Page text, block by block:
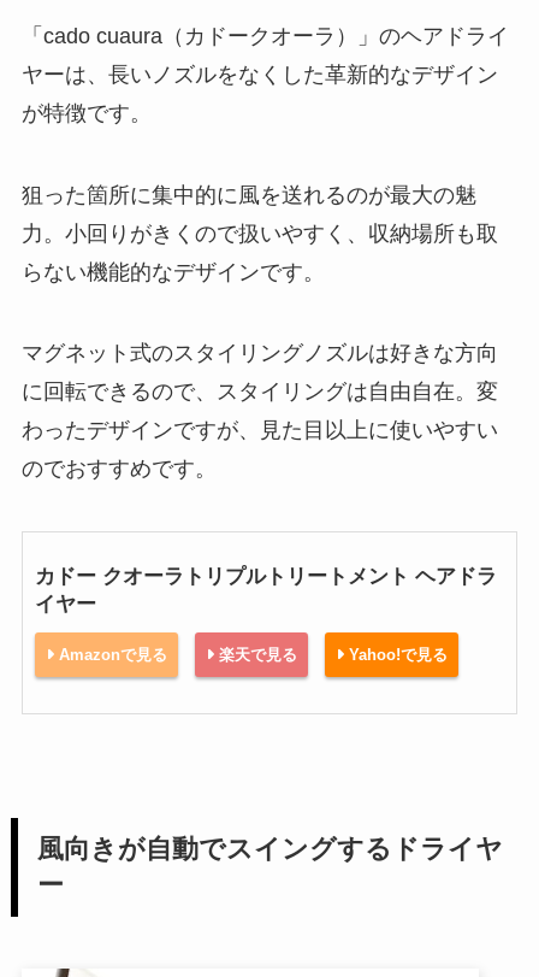
「cado cuaura（カドークオーラ）」のヘアドライ
ヤーは、長いノズルをなくした革新的なデザイン
が特徴です。
狙った箇所に集中的に風を送れるのが最大の魅
力。小回りがきくので扱いやすく、収納場所も取
らない機能的なデザインです。
マグネット式のスタイリングノズルは好きな方向
に回転できるので、スタイリングは自由自在。変
わったデザインですが、見た目以上に使いやすい
のでおすすめです。
カドー クオーラトリプルトリートメント ヘアドラ
イヤー
Amazonで見る 楽天で見る Yahoo!で見る
風向きが自動でスイングするドライヤ
ー